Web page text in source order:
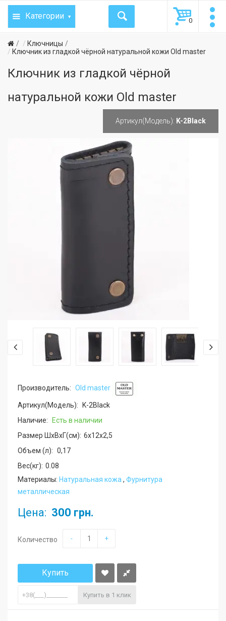
Категории 0
Ключницы
Ключник из гладкой чёрной натуральной кожи Old master
Ключник из гладкой чёрной
натуральной кожи Old master
Артикул(Модель): K-2Black
Производитель: Old master
Артикул(Модель):
K-2Black
Наличие:
Есть в наличии
Размер ШхВхГ(см): 6x12x2,5
Объем (л): 0,17
Вес(кг): 0.08
Материалы: Натуральная кожа , Фурнитура
металлическая
Цена: 300 грн.
Количество - +
Купить
Купить в 1 клик